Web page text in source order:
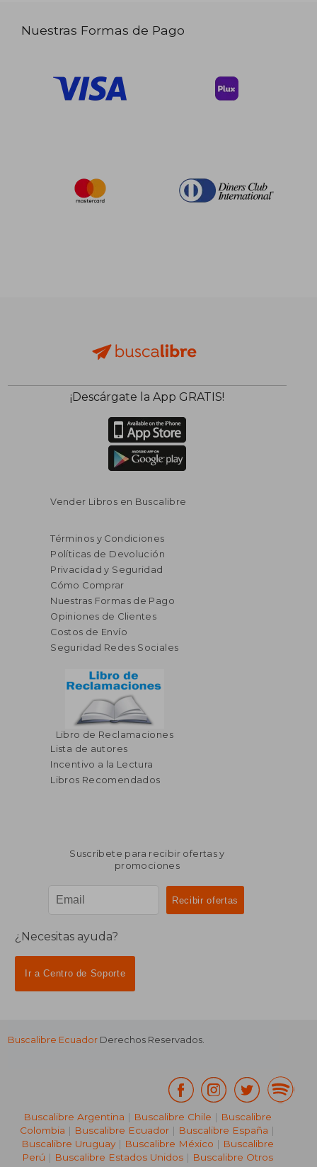
Nuestras Formas de Pago
¡Descárgate la App GRATIS!
Vender Libros en Buscalibre
Términos y Condiciones
Políticas de Devolución
Privacidad y Seguridad
Cómo Comprar
Nuestras Formas de Pago
Opiniones de Clientes
Costos de Envío
Seguridad Redes Sociales
Libro de Reclamaciones
Lista de autores
Incentivo a la Lectura
Libros Recomendados
Suscríbete para recibir ofertas y
promociones
¿Necesitas ayuda?
Ir a Centro de Soporte
Buscalibre Ecuador Derechos Reservados.
Buscalibre Argentina | Buscalibre Chile | Buscalibre
Colombia | Buscalibre Ecuador | Buscalibre España |
Buscalibre Uruguay| Buscalibre México | Buscalibre
Perú | Buscalibre Estados Unidos| Buscalibre Otros